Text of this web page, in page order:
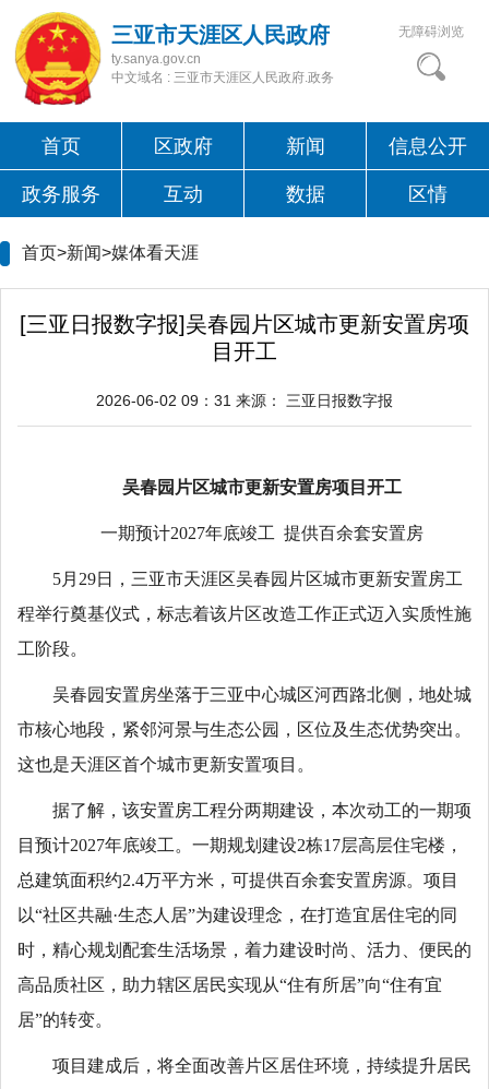
三亚市天涯区人民政府
ty.sanya.gov.cn
中文域名 : 三亚市天涯区人民政府.政务
无障碍浏览
首页 区政府 新闻 信息公开
政务服务 互动 数据 区情
首页>新闻>媒体看天涯
[三亚日报数字报]吴春园片区城市更新安置房项
目开工
2026-06-02 09：31 来源： 三亚日报数字报
吴春园片区城市更新安置房项目开工
一期预计2027年底竣工 提供百余套安置房
5月29日，三亚市天涯区吴春园片区城市更新安置房工
程举行奠基仪式，标志着该片区改造工作正式迈入实质性施
工阶段。
吴春园安置房坐落于三亚中心城区河西路北侧，地处城
市核心地段，紧邻河景与生态公园，区位及生态优势突出。
这也是天涯区首个城市更新安置项目。
据了解，该安置房工程分两期建设，本次动工的一期项
目预计2027年底竣工。一期规划建设2栋17层高层住宅楼，
总建筑面积约2.4万平方米，可提供百余套安置房源。项目
以“社区共融·生态人居”为建设理念，在打造宜居住宅的同
时，精心规划配套生活场景，着力建设时尚、活力、便民的
高品质社区，助力辖区居民实现从“住有所居”向“住有宜
居”的转变。
项目建成后，将全面改善片区居住环境，持续提升居民